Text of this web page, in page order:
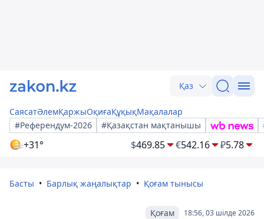
Қаз
СаясатӘлемҚаржыОқиғаҚұқықМақалалар
#Референдум-2026
#Қазақстан мақтанышы
+31° $469.85 €542.16 ₽5.78
Басты Барлық жаңалықтар Қоғам тынысы
18:56, 03 шілде 2026
Қоғам